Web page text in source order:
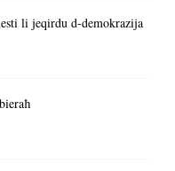
li jeqirdu d-demokrazija